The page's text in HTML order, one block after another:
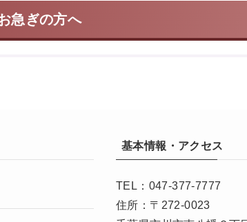
急ぎの方へ
基本情報・アクセス
TEL：047-377-7777
住所：〒272-0023